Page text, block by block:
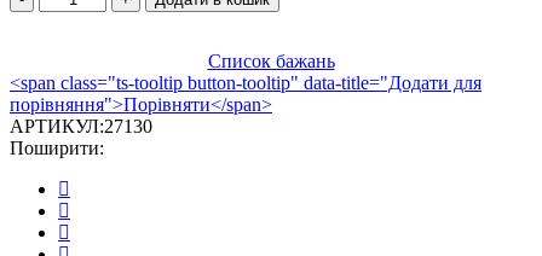
ПІЧКА
кількість
Список бажань
<span class="ts-tooltip button-tooltip" data-title="Додати для
порівняння">Порівняти</span>
АРТИКУЛ:27130
Поширити: